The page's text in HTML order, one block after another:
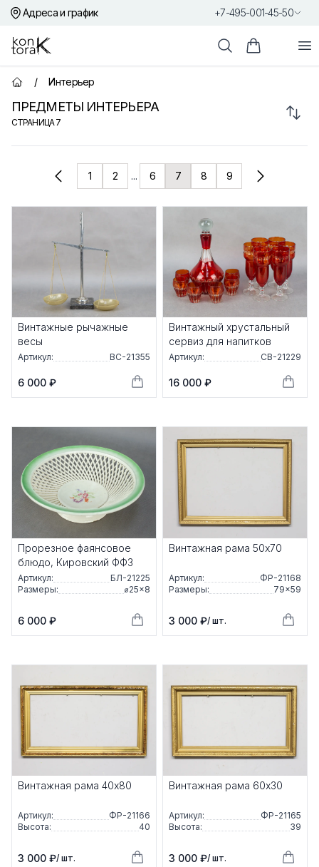
Адреса и график +7-495-001-45-50
Контора К
ПоискКорзина
Главная страница
/ Интерьер
ПРЕДМЕТЫ ИНТЕРЬЕРА
СТРАНИЦА7
1 2 ... 6 7 8 9
Винтажные рычажные
весы
Артикул: ВС-21355
6 000 ₽
Винтажный хрустальный
сервиз для напитков
Артикул: СВ-21229
16 000 ₽
Прорезное фаянсовое
блюдо, Кировский ФФЗ
Артикул:
БЛ-21225
Размеры:
⌀25×8
6 000 ₽
Винтажная рама 50x70
Артикул:
ФР-21168
Размеры:
79×59
3 000 ₽/ шт.
Винтажная рама 40x80
Артикул:
ФР-21166
Высота:
40
3 000 ₽/ шт.
Винтажная рама 60x30
Артикул:
ФР-21165
Высота:
39
3 000 ₽/ шт.